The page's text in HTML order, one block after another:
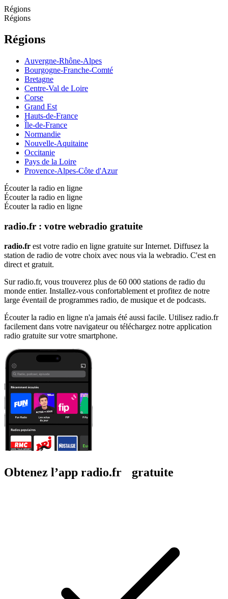
Régions
Régions
Régions
Auvergne-Rhône-Alpes
Bourgogne-Franche-Comté
Bretagne
Centre-Val de Loire
Corse
Grand Est
Hauts-de-France
Île-de-France
Normandie
Nouvelle-Aquitaine
Occitanie
Pays de la Loire
Provence-Alpes-Côte d'Azur
Écouter la radio en ligne
Écouter la radio en ligne
Écouter la radio en ligne
radio.fr : votre webradio gratuite
radio.fr est votre radio en ligne gratuite sur Internet. Diffusez la
station de radio de votre choix avec nous via la webradio. C'est en
direct et gratuit.
Sur radio.fr, vous trouverez plus de 60 000 stations de radio du
monde entier. Installez-vous confortablement et profitez de notre
large éventail de programmes radio, de musique et de podcasts.
Écouter la radio en ligne n'a jamais été aussi facile. Utilisez radio.fr
facilement dans votre navigateur ou téléchargez notre application
radio gratuite sur votre smartphone.
Obtenez l’app radio.fr gratuite